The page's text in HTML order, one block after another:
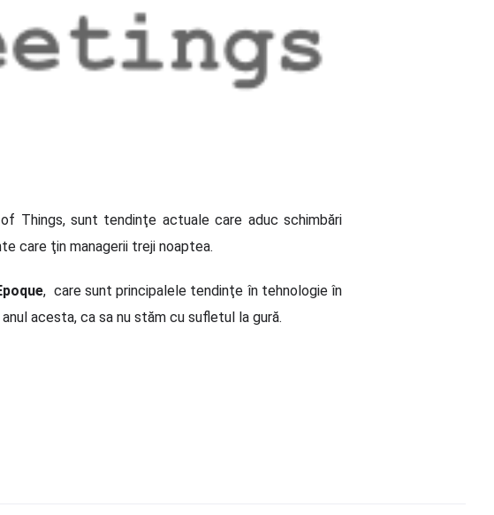
Things, sunt tendinţe actuale care aduc schimbări
care ţin managerii treji noaptea.
, care sunt principalele tendinţe în tehnologie în
acesta, ca sa nu stăm cu sufletul la gură.